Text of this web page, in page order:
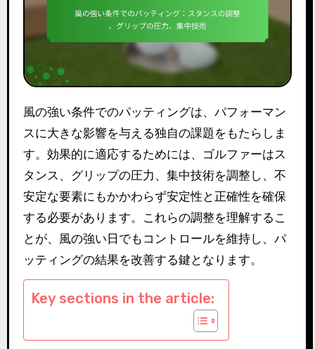
風の強い条件でのパッティングは、パフォーマン
スに大きな影響を与える独自の課題をもたらしま
す。効果的に適応するためには、ゴルファーはス
タンス、グリップの圧力、集中技術を調整し、不
安定な要素にもかかわらず安定性と正確性を確保
する必要があります。これらの調整を理解するこ
とが、風の強い日でもコントロールを維持し、パ
ッティングの結果を改善する鍵となります。
Key sections in the article: